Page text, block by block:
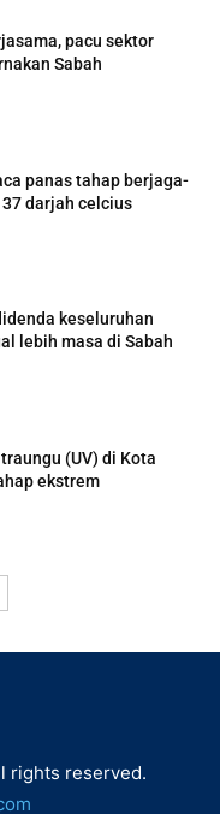
pacu sektor
Sabah
panas tahap berjaga-
darjah celcius
keseluruhan
lebih masa di Sabah
(UV) di Kota
ekstrem
rights reserved.